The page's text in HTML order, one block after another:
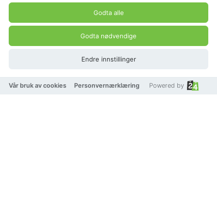
Produkt pris
839 kr
Godta alle
Godta nødvendige
Endre innstillinger
Vår bruk av cookies Personvernærklæring Powered by